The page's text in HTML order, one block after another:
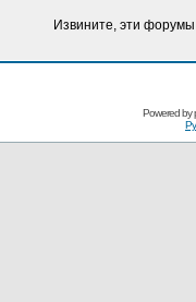
Извините, эти
Powered by